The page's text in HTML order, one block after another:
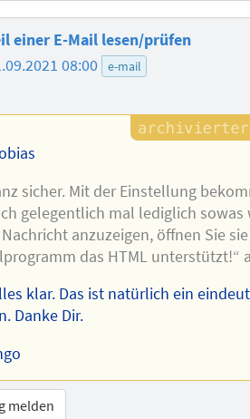
einer E-Mail lesen/prüfen
08:00 e-mail
sicher. Mit der Einstellung
gelegentlich mal lediglich sowas
anzuzeigen, öffnen Sie
das HTML unterstützt!“
klar. Das ist natürlich ein
Danke Dir.
melden